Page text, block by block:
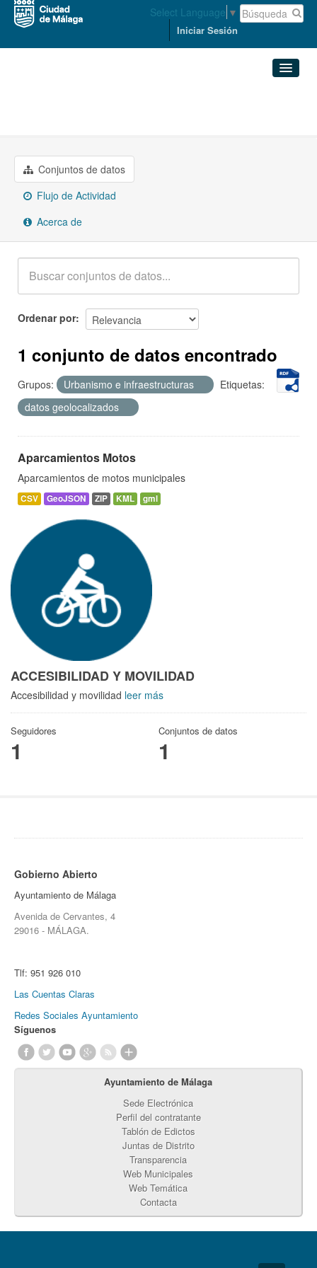
Select Language ▼
Iniciar Sesión
Grupos
Acerca de
Conjuntos de datos
Flujo de Actividad
Acerca de
Ordenar por
1 conjunto de datos encontrado
Grupos: Urbanismo e infraestructuras
Etiquetas:
datos geolocalizados
Aparcamientos Motos
Aparcamientos de motos municipales
CSV GeoJSON ZIP KML gml
ACCESIBILIDAD Y MOVILIDAD
Accesibilidad y movilidad leer más
Seguidores
1
Conjuntos de datos
1
Gobierno Abierto
Ayuntamiento de Málaga
Avenida de Cervantes, 4
29016 - MÁLAGA.
Tlf: 951 926 010
Las Cuentas Claras
Redes Sociales Ayuntamiento
Síguenos
Ayuntamiento de Málaga
Sede Electrónica
Perfil del contratante
Tablón de Edictos
Juntas de Distrito
Transparencia
Web Municipales
Web Temática
Contacta